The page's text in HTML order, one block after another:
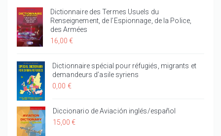
Dictionnaire des Termes Usuels du
Renseignement, de l’Espionnage, de la Police,
des Armées
16,00 €
Dictionnaire spécial pour réfugiés, migrants et
demandeurs d’asile syriens
0,00 €
Diccionario de Aviación inglés/español
15,00 €